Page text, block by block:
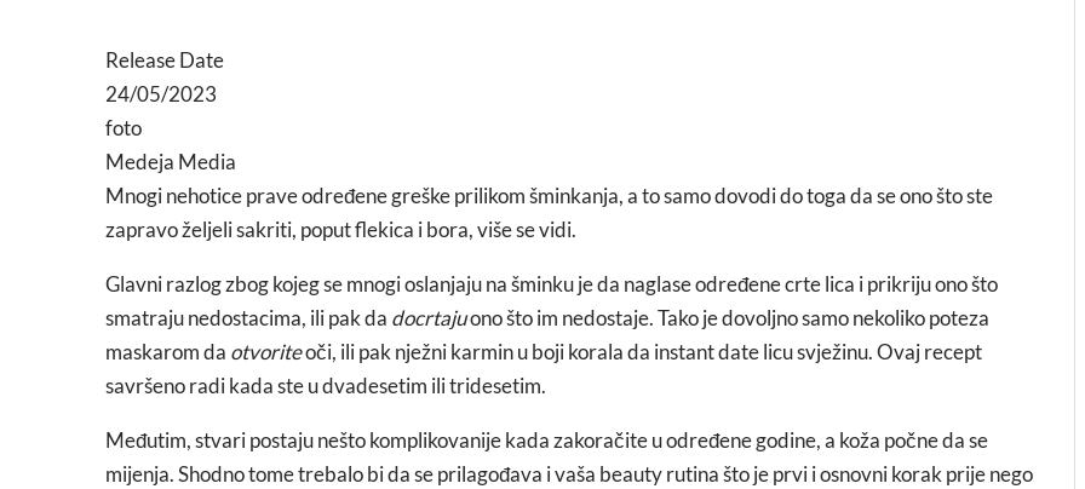
Release Date
24/05/2023
foto
Medeja Media
Mnogi nehotice prave određene greške prilikom šminkanja, a to samo dovodi do toga da se ono što ste
zapravo željeli sakriti, poput flekica i bora, više se vidi.
Glavni razlog zbog kojeg se mnogi oslanjaju na šminku je da naglase određene crte lica i prikriju ono što
smatraju nedostacima, ili pak da docrtajuono što im nedostaje. Tako je dovoljno samo nekoliko poteza
maskarom da otvoriteoči, ili pak nježni karmin u boji korala da instant date licu svježinu. Ovaj recept
savršeno radi kada ste u dvadesetim ili tridesetim.
Međutim, stvari postaju nešto komplikovanije kada zakoračite u određene godine, a koža počne da se
mijenja. Shodno tome trebalo bi da se prilagođava i vaša beauty rutina što je prvi i osnovni korak prije nego